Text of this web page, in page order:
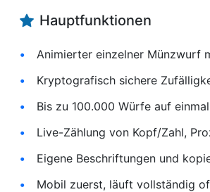
Hauptfunktionen
Animierter einzelner Münzwurf
Kryptografisch sichere
Bis zu 100.000 Würfe auf
Live-Zählung von Kopf/Zahl,
Eigene Beschriftungen und
Mobil zuerst, läuft vollständig